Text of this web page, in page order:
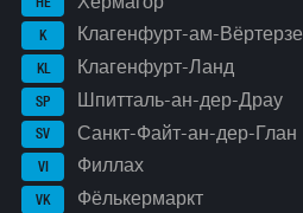
K Клагенфурт-ам-Вёртерзе
KL Клагенфурт-Ланд
SP Шпитталь-ан-дер-Драу
SV Санкт-Файт-ан-дер-Глан
VI Филлах
VK Фёлькермаркт